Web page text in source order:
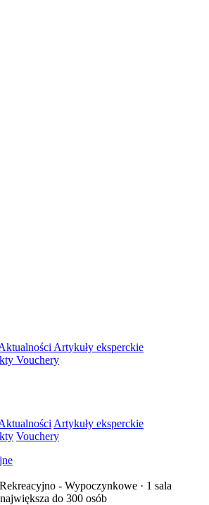
Artykuły eksperckie
Vouchery
Artykuły eksperckie
Vouchery
- Wypoczynkowe · 1 sala
do 300 osób